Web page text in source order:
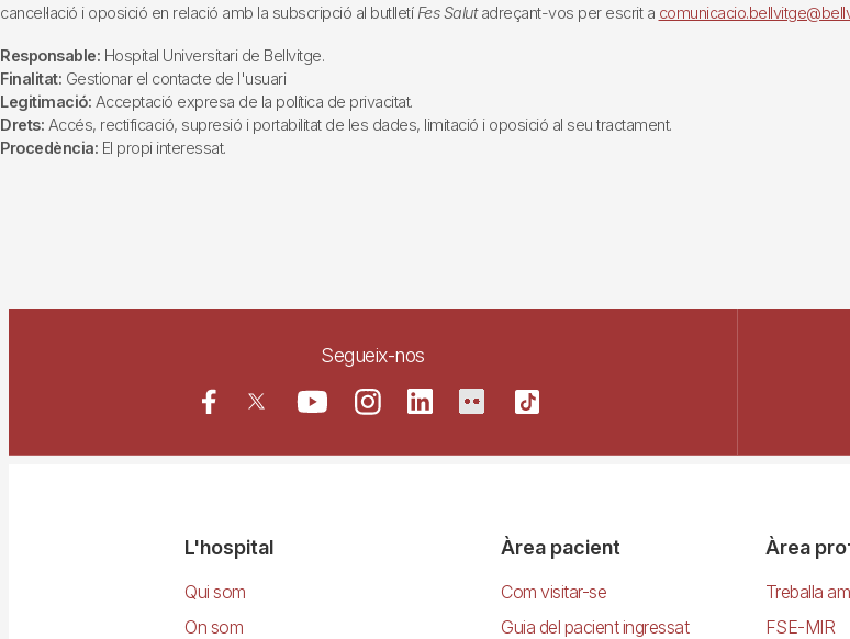
cancel·lació i oposició en relació amb la subscripció al butlletí Fes Salutadreçant-vos per escrit a
Responsable: Hospital Universitari de Bellvitge.
Finalitat: Gestionar el contacte de l'usuari
Legitimació: Acceptació expresa de la política de privacitat.
Drets: Accés, rectificació, supresió i portabilitat de les dades, limitació i oposició al seu tractament.
Procedència: El propi interessat.
Segueix-nos
NavegacióL'hospital
Qui som
On som
Àrea pacient
Com visitar-se
Guia del pacient ingressat
Àrea
Treballa
FSE-MIR